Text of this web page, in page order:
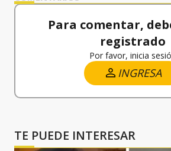
registrado
Por favor, inicia sesión
INGRESA